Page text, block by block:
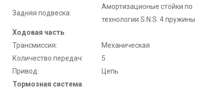
Задняя подвеска:
Амортизационые стойки по
технологии S.N.S. 4 пружины
Ходовая часть
Трансмиссия:
Механическая
Количество передач:
5
Привод:
Цепь
Тормозная система